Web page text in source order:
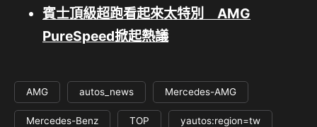
賓士頂級超跑看起來太特別 AMG
PureSpeed掀起熱議
AMG autos_news Mercedes-AMG
Mercedes-Benz TOP yautos:region=tw